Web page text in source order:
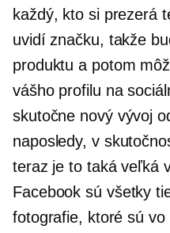
každý, kto si prezerá
uvidí značku, takže
produktu a potom
vášho profilu na
skutočne nový vývoj
naposledy, v
teraz je to taká veľká
Facebook sú všetky
fotografie, ktoré sú vo